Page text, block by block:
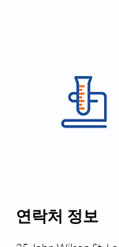
연락처 정보